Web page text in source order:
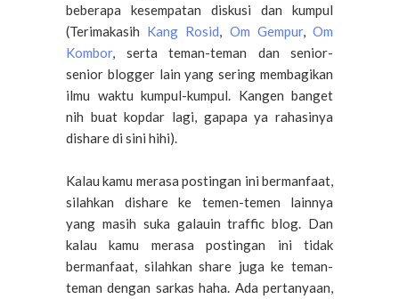
beberapa kesempatan diskusi dan kumpul
(Terimakasih Kang Rosid, Om Gempur,Om
Kombor, serta teman-teman dan senior-
senior blogger lain yang sering membagikan
ilmu waktu kumpul-kumpul. Kangen banget
nih buat kopdar lagi, gapapa ya rahasinya
dishare di sini hihi).
Kalau kamu merasa postingan ini bermanfaat,
silahkan dishare ke temen-temen lainnya
yang masih suka galauin traffic blog. Dan
kalau kamu merasa postingan ini tidak
bermanfaat, silahkan share juga ke teman-
teman dengan sarkas haha. Ada pertanyaan,